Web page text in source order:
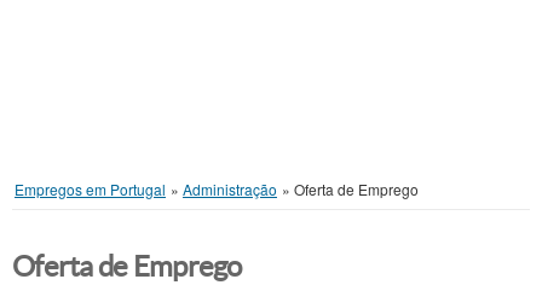
Empregos em Portugal » Administração » Oferta de Emprego
Oferta de Emprego